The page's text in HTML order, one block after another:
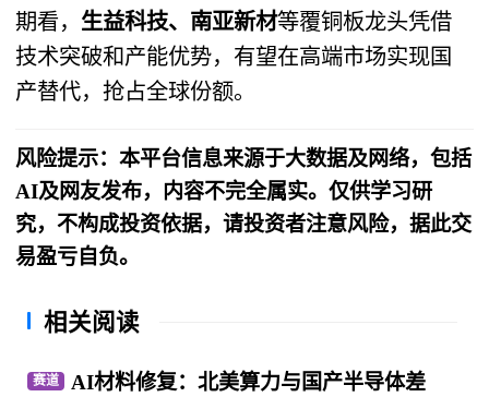
期看， 生益科技、南亚新材等覆铜板龙头凭借
技术突破和产能优势，有望在高端市场实现国
产替代，抢占全球份额。
风险提示：本平台信息来源于大数据及网络，包括
AI及网友发布，内容不完全属实。仅供学习研
究，不构成投资依据，请投资者注意风险，据此交
易盈亏自负。
相关阅读
赛道 AI材料修复：北美算力与国产半导体差